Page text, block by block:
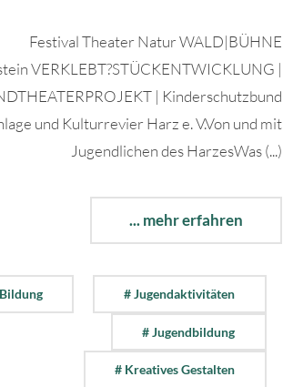
Festival Theater Natur WALD|BÜHNE
VERKLEBT?STÜCKENTWICKLUNG |
| Kinderschutzbund
und Kulturrevier Harz e. V.Von und mit
Jugendlichen des HarzesWas (...)
... mehr erfahren
# Jugendaktivitäten
# Jugendbildung
# Kreatives Gestalten